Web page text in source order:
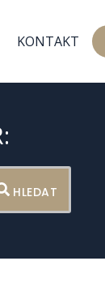
KONTAKT
HLEDAT